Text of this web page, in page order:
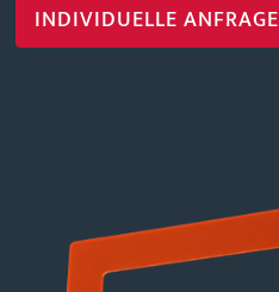
INDIVIDUELLE ANFRAGE